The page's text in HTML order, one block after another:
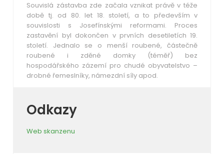
Souvislá zástavba zde začala vznikat právě v téže
době tj. od 80. let 18. století, a to především v
souvislosti s Josefínskými reformami. Proces
zastavění byl dokončen v prvních desetiletích 19.
století. Jednalo se o menší roubené, částečně
roubené i zděné domky (téměř) bez
hospodářského zázemí pro chudé obyvatelstvo –
drobné řemeslníky, námezdní síly apod.
Odkazy
Web skanzenu